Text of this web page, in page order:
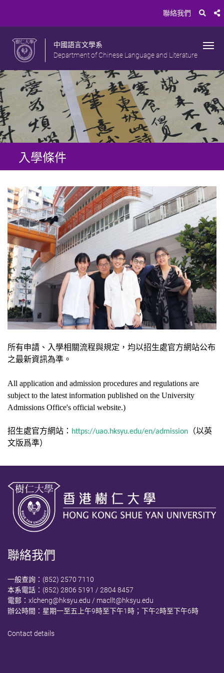
聯絡我們
中國語言文學系
Department of Chinese Language and Literature
入學條件
所有申請、入學相關流程與規定，均以招生處官方網站公布
之最新資訊為準。
All application and admission procedures and regulations are
subject to the latest information published on the University
Admissions Office's official website.)
招生處官方網站： https://uao.hksyu.edu/en/admission （以英
文版爲準）
聯絡我們
一般查詢：(852) 2570 7110
本系電話：(852) 2806 5191 / 2804 8457
電郵： xlcheng@hksyu.edu / macllt@hksyu.edu
辦公時間：星期一至五上午9時至下午1時；下午2時至下午6時
Contact details